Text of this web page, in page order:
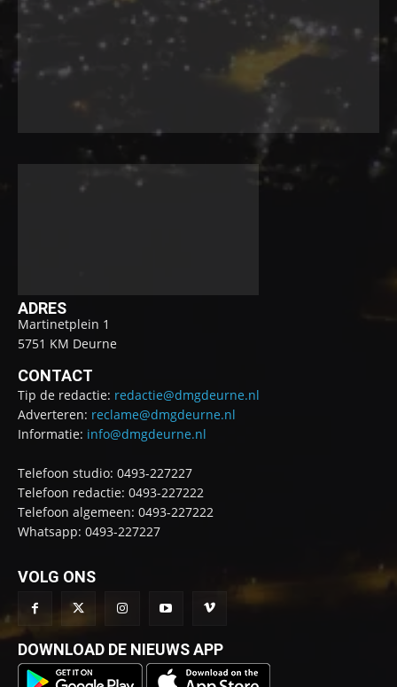
ADRES
Martinetplein 1
5751 KM Deurne
CONTACT
Tip de redactie: redactie@dmgdeurne.nl
Adverteren: reclame@dmgdeurne.nl
Informatie: info@dmgdeurne.nl
Telefoon studio: 0493-227227
Telefoon redactie: 0493-227222
Telefoon algemeen: 0493-227222
Whatsapp: 0493-227227
VOLG ONS
DOWNLOAD DE NIEUWS APP